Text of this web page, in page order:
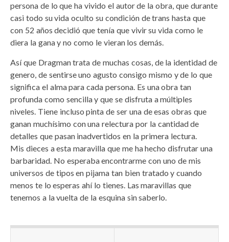
persona de lo que ha vivido el autor de la obra, que durante
casi todo su vida oculto su condición de trans hasta que
con 52 años decidió que tenía que vivir su vida como le
diera la gana y no como le vieran los demás.
Así que Dragman trata de muchas cosas, de la identidad de
genero, de sentirse uno agusto consigo mismo y de lo que
significa el alma para cada persona. Es una obra tan
profunda como sencilla y que se disfruta a múltiples
niveles. Tiene incluso pinta de ser una de esas obras que
ganan muchísimo con una relectura por la cantidad de
detalles que pasan inadvertidos en la primera lectura.
Mis dieces a esta maravilla que me ha hecho disfrutar una
barbaridad. No esperaba encontrarme con uno de mis
universos de tipos en pijama tan bien tratado y cuando
menos te lo esperas ahí lo tienes. Las maravillas que
tenemos a la vuelta de la esquina sin saberlo.